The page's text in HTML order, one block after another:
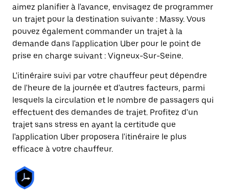
aimez planifier à l'avance, envisagez de programmer
un trajet pour la destination suivante : Massy. Vous
pouvez également commander un trajet à la
demande dans l'application Uber pour le point de
prise en charge suivant : Vigneux-Sur-Seine.
L'itinéraire suivi par votre chauffeur peut dépendre
de l'heure de la journée et d'autres facteurs, parmi
lesquels la circulation et le nombre de passagers qui
effectuent des demandes de trajet. Profitez d'un
trajet sans stress en ayant la certitude que
l'application Uber proposera l'itinéraire le plus
efficace à votre chauffeur.